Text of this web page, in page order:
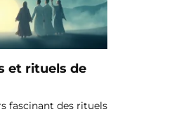
et rituels de
fascinant des rituels